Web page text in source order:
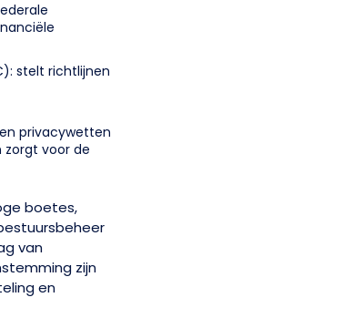
stelt richtlijnen
privacywetten
voor de
boetes,
van
zijn
en